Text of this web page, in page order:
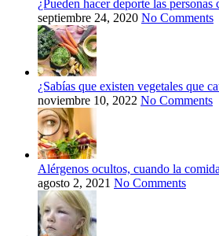
¿Pueden hacer deporte las personas
septiembre 24, 2020 No Comments
¿Sabías que existen vegetales que
noviembre 10, 2022 No Comments
Alérgenos ocultos, cuando la
agosto 2, 2021 No Comments